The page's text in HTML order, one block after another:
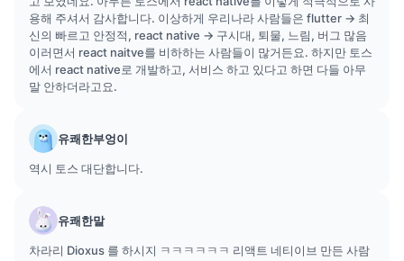
용해 주셔서 감사합니다. 이상하게 우리나라 사람들은 flutter -> 최
신의 빠르고 안정적, react native -> 구시대, 퇴물, 느림, 버그 많음
이러면서 react naitve를 비하하는 사람들이 많거든요. 하지만 토스
에서 react native로 개발하고, 서비스 하고 있다고 하면 다들 아무
말 안하더라고요.
유쾌한부엉이
역시 토스 대단합니다.
유쾌한말
차라리 Dioxus 를 하시지 ㅋㅋㅋㅋㅋㅋ 리액트 네티이브 만든 사람